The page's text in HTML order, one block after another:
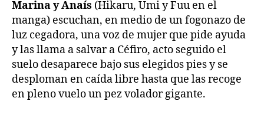
Marina y Anaís (Hikaru, Umi y Fuu en el
manga) escuchan, en medio de un fogonazo de
luz cegadora, una voz de mujer que pide ayuda
y las llama a salvar a Céfiro, acto seguido el
suelo desaparece bajo sus elegidos pies y se
desploman en caída libre hasta que las recoge
en pleno vuelo un pez volador gigante.